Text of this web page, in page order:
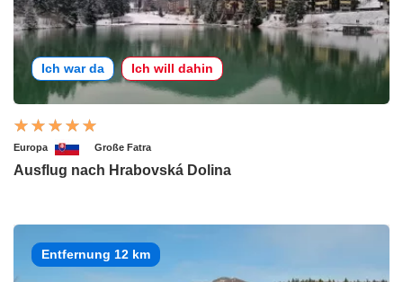
Ich war da Ich will dahin
Europa Große Fatra
Ausflug nach Hrabovská Dolina
Entfernung 12 km